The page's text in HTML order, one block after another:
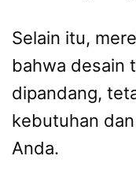
Selain itu,
bahwa desain
dipandang,
kebutuhan
Anda.